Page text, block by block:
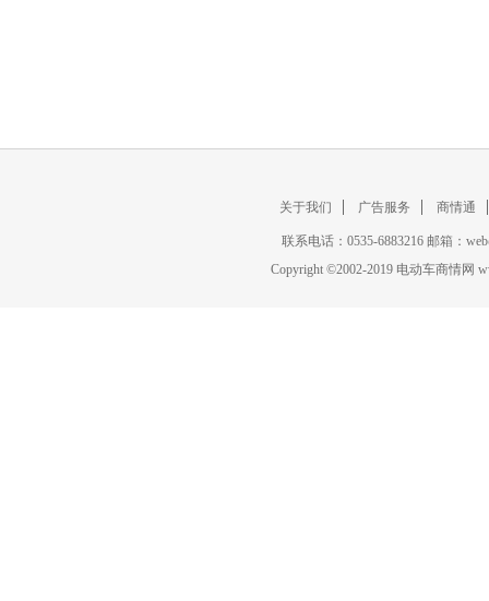
关于我们 广告服务 商情通
联系电话：0535-6883216 邮箱：
Copyright ©2002-2019 电动车商情网